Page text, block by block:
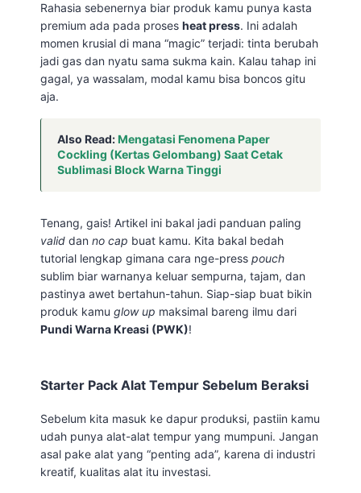
Rahasia sebenernya biar produk kamu punya kasta
premium ada pada proses heat press. Ini adalah
momen krusial di mana “magic” terjadi: tinta berubah
jadi gas dan nyatu sama sukma kain. Kalau tahap ini
gagal, ya wassalam, modal kamu bisa boncos gitu
aja.
Also Read:Mengatasi Fenomena Paper
Cockling (Kertas Gelombang) Saat Cetak
Sublimasi Block Warna Tinggi
Tenang, gais! Artikel ini bakal jadi panduan paling
valid dan no cap buat kamu. Kita bakal bedah
tutorial lengkap gimana cara nge-press pouch
sublim biar warnanya keluar sempurna, tajam, dan
pastinya awet bertahun-tahun. Siap-siap buat bikin
produk kamu glow up maksimal bareng ilmu dari
Pundi Warna Kreasi (PWK)!
Starter Pack Alat Tempur Sebelum Beraksi
Sebelum kita masuk ke dapur produksi, pastiin kamu
udah punya alat-alat tempur yang mumpuni. Jangan
asal pake alat yang “penting ada”, karena di industri
kreatif, kualitas alat itu investasi.